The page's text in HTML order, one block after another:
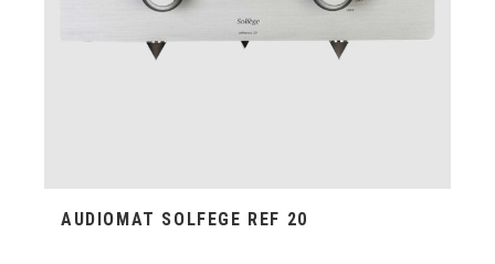
AUDIOMAT SOLFEGE REF 20